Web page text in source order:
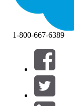
筛选器 (0)
选择筛选器
产品区域
1-800-667-6389